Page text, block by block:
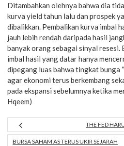
Ditambahkan olehnya bahwa dia
kurva yield tahun lalu dan prospek
dibalikkan. Pembalikan kurva imbal
jauh lebih rendah daripada hasil
banyak orang sebagai sinyal resesi.
imbal hasil yang datar hanya
dipegang luas bahwa tingkat bunga
agar ekonomi terus berkembang
pada ekspansi sebelumnya ketika
Hqeem)
THE FED
BURSA SAHAM AS TERUS UKIR SEJARAH